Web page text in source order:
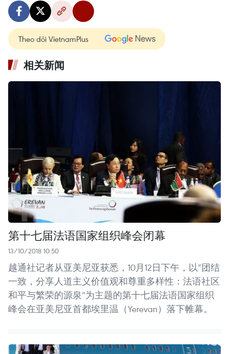
Theo dõi VietnamPlus
相关新闻
第十七届法语国家组织峰会闭幕
13/10/2018 10:50
越通社记者从亚美尼亚获悉，10月12日下午，以“团结
一致，分享人道主义价值观和尊重多样性：法语社区
和平与繁荣的源泉”为主题的第十七届法语国家组织
峰会在亚美尼亚首都埃里温（Yerevan）落下帷幕。